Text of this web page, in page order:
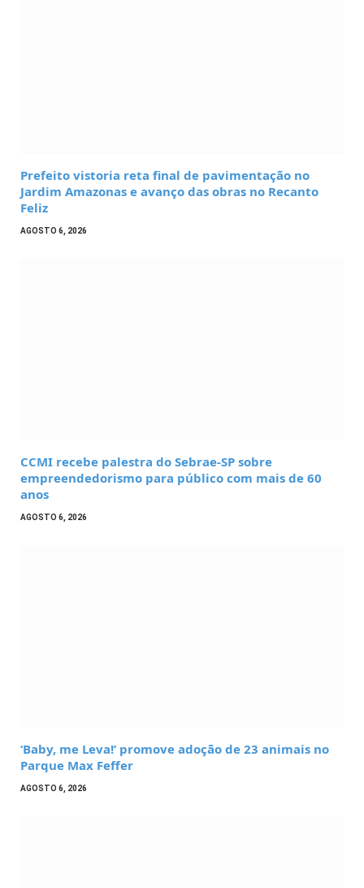
Prefeito vistoria reta final de pavimentação no
Jardim Amazonas e avanço das obras no Recanto
Feliz
AGOSTO 6, 2026
CCMI recebe palestra do Sebrae-SP sobre
empreendedorismo para público com mais de 60
anos
AGOSTO 6, 2026
‘Baby, me Leva!’ promove adoção de 23 animais no
Parque Max Feffer
AGOSTO 6, 2026